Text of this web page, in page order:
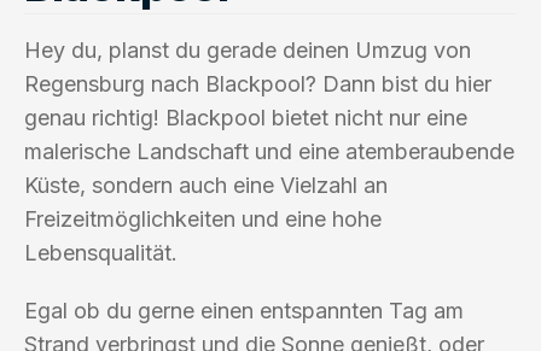
Hey du, planst du gerade deinen Umzug von
Regensburg nach Blackpool? Dann bist du hier
genau richtig! Blackpool bietet nicht nur eine
malerische Landschaft und eine atemberaubende
Küste, sondern auch eine Vielzahl an
Freizeitmöglichkeiten und eine hohe
Lebensqualität.
Egal ob du gerne einen entspannten Tag am
Strand verbringst und die Sonne genießt, oder